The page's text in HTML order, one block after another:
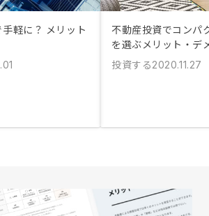
軽に？ メリット
不動産投資でコンパ
を選ぶメリット・デ
投資する2020.11.27